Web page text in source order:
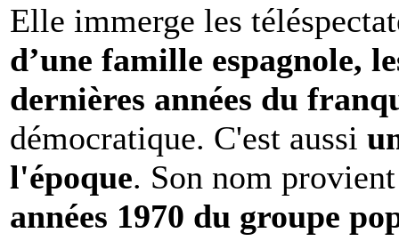
Elle immerge les
d’une famille espagnole,
dernières années du
démocratique. C'est aussi
l'époque. Son nom
années 1970 du groupe